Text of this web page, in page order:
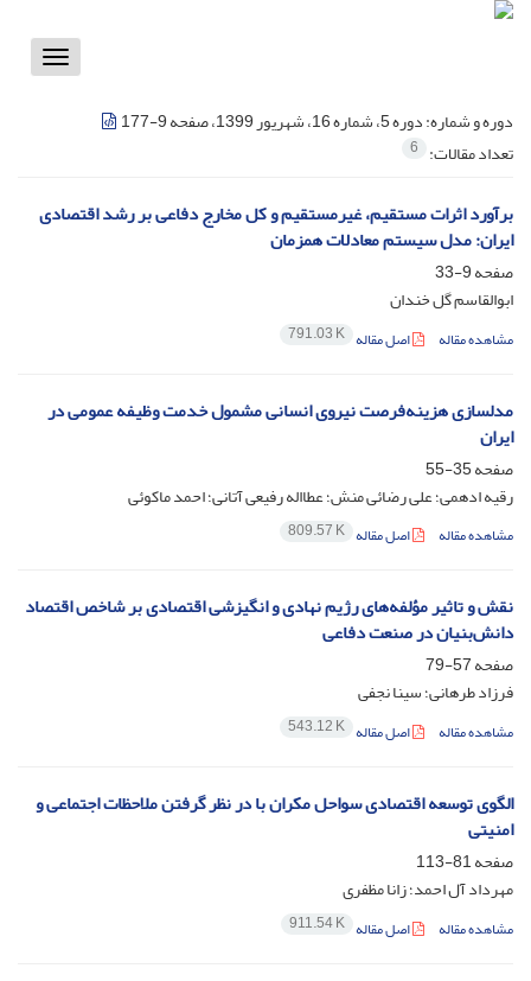
Toggle
دوره و شماره:دوره 5، شماره 16، شهریور 1399، صفحه 9-177
تعداد مقالات: 6
برآورد اثرات مستقیم، غیرمستقیم و کل مخارج دفاعی بر رشد اقتصادی
ایران: مدل سیستم معادلات همزمان
صفحه9-33
ابوالقاسم گل خندان
مشاهده مقاله اصل مقاله 791.03 K
مدلسازی هزینه‌فرصت نیروی انسانی مشمول خدمت وظیفه عمومی در
ایران
صفحه35-55
رقیه ادهمی؛ علی رضائی منش؛ عطااله رفیعی آتانی؛ احمد ماکوئی
مشاهده مقاله اصل مقاله 809.57 K
نقش و تاثیر مؤلفه‌های رژیم نهادی و انگیزشی اقتصادی بر شاخص اقتصاد
دانش‌بنیان در صنعت دفاعی
صفحه57-79
فرزاد طرهانی؛ سینا نجفی
مشاهده مقاله اصل مقاله 543.12 K
الگوی توسعه اقتصادی سواحل مکران با در نظر گرفتن ملاحظات اجتماعی و
امنیتی
صفحه81-113
مهرداد آل احمد؛ زانا مظفری
مشاهده مقاله اصل مقاله 911.54 K